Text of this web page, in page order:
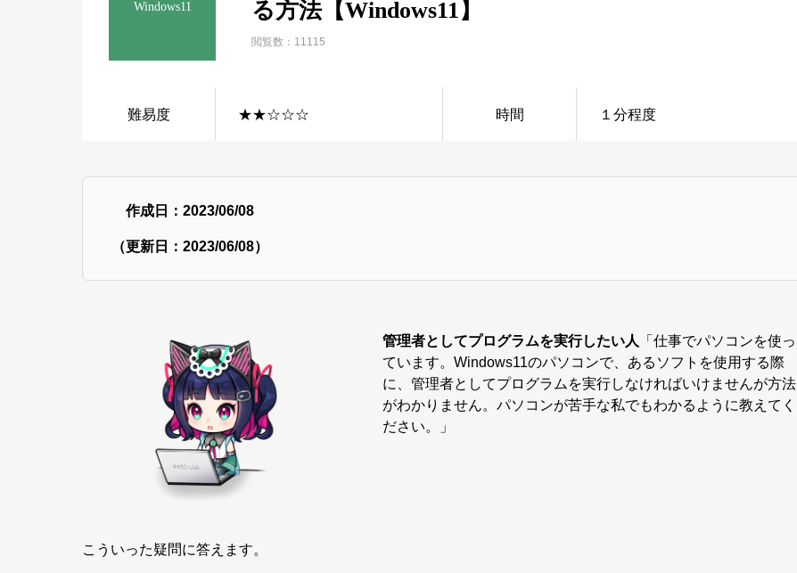
Windows11
る方法【Windows11】
閲覧数：11115
難易度 ★★☆☆☆ 時間 １分程度
作成日：2023/06/08
（更新日：2023/06/08）
管理者としてプログラムを実行したい人
「仕事でパソコンを使っ
ています。Windows11のパソコンで、あるソフトを使用する際
に、管理者としてプログラムを実行しなければいけませんが方法
がわかりません。パソコンが苦手な私でもわかるように教えてく
ださい。」
こういった疑問に答えます。